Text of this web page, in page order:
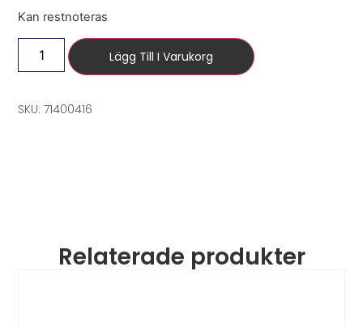
Kan restnoteras
Lägg Till I Varukorg
SKU: 71400416
Relaterade produkter